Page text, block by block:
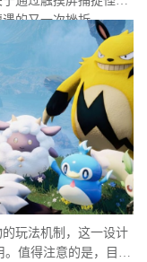
的又一次挫折。
玩法机制，这一设计
。值得注意的是，目前